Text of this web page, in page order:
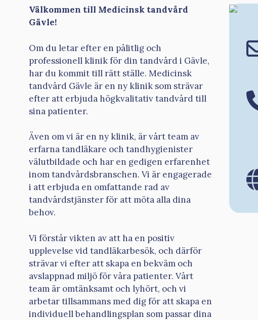
Välkommen till Medicinsk tandvård
Gävle!
Om du letar efter en pålitlig och
professionell klinik för din tandvård i Gävle,
har du kommit till rätt ställe. Medicinsk
tandvård Gävle är en ny klinik som strävar
efter att erbjuda högkvalitativ tandvård till
sina patienter.
Även om vi är en ny klinik, är vårt team av
erfarna tandläkare och tandhygienister
välutbildade och har en gedigen erfarenhet
inom tandvårdsbranschen. Vi är engagerade
i att erbjuda en omfattande rad av
tandvårdstjänster för att möta alla dina
behov.
Vi förstår vikten av att ha en positiv
upplevelse vid tandläkarbesök, och därför
strävar vi efter att skapa en bekväm och
avslappnad miljö för våra patienter. Vårt
team är omtänksamt och lyhört, och vi
arbetar tillsammans med dig för att skapa en
individuell behandlingsplan som passar dina